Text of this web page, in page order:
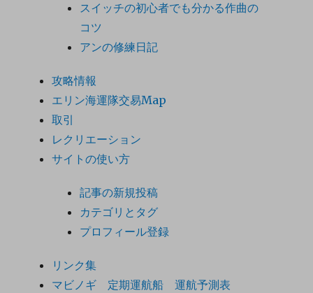
スイッチの初心者でも分かる作曲の
コツ
アンの修練日記
攻略情報
エリン海運隊交易Map
取引
レクリエーション
サイトの使い方
記事の新規投稿
カテゴリとタグ
プロフィール登録
リンク集
マビノギ 定期運航船 運航予測表